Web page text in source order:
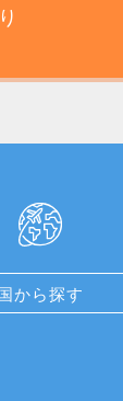
から探す